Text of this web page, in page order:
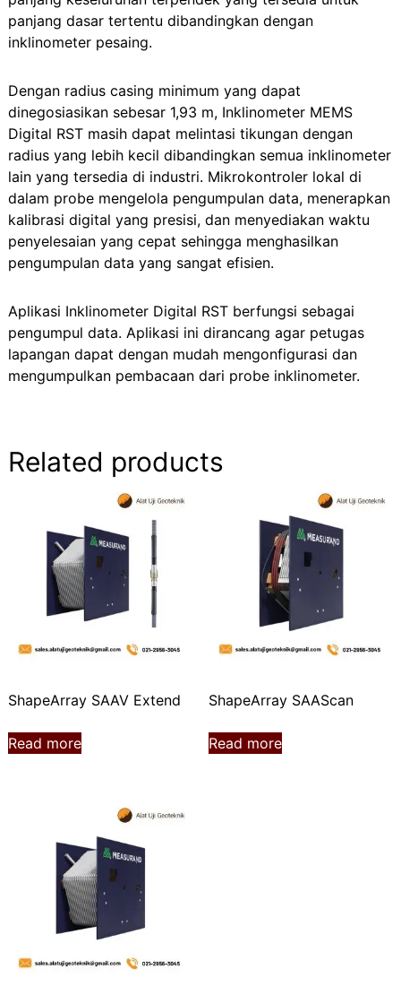
panjang dasar tertentu dibandingkan dengan
inklinometer pesaing.
Dengan radius casing minimum yang dapat
dinegosiasikan sebesar 1,93 m, Inklinometer MEMS
Digital RST masih dapat melintasi tikungan dengan
radius yang lebih kecil dibandingkan semua inklinometer
lain yang tersedia di industri. Mikrokontroler lokal di
dalam probe mengelola pengumpulan data, menerapkan
kalibrasi digital yang presisi, dan menyediakan waktu
penyelesaian yang cepat sehingga menghasilkan
pengumpulan data yang sangat efisien.
Aplikasi Inklinometer Digital RST berfungsi sebagai
pengumpul data. Aplikasi ini dirancang agar petugas
lapangan dapat dengan mudah mengonfigurasi dan
mengumpulkan pembacaan dari probe inklinometer.
Related products
ShapeArray SAAV Extend
Read more
ShapeArray SAAScan
Read more